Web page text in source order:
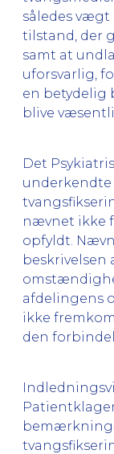
således vægt
tilstand, der
samt at
uforsvarlig,
en betydelig
blive
Det
underkendte
nævnet ikke
opfyldt.
beskrivelsen
afdelingens
ikke
den